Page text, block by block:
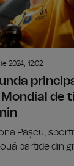
2024, 12:02
de
Pașcu,
partide din